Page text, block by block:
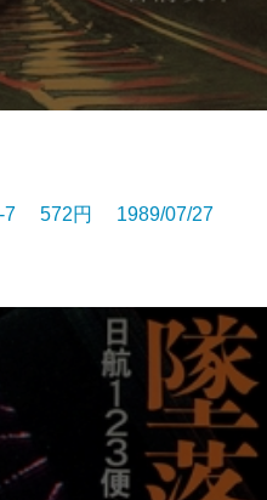
7 572円 1989/07/27